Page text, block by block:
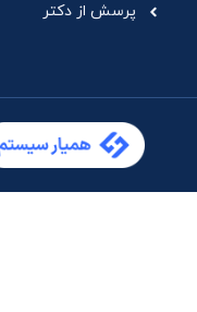
پرسش از دکتر